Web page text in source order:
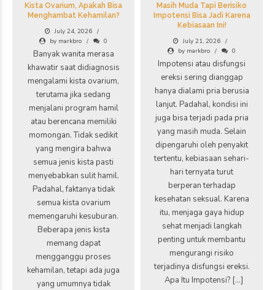
Kista Ovarium, Apakah Bisa
Menghambat Kehamilan?
July 24, 2026
by markbro
0
Banyak wanita merasa
khawatir saat didiagnosis
mengalami kista ovarium,
terutama jika sedang
menjalani program hamil
atau berencana memiliki
momongan. Tidak sedikit
yang mengira bahwa
semua jenis kista pasti
menyebabkan sulit hamil.
Padahal, faktanya tidak
semua kista ovarium
memengaruhi kesuburan.
Beberapa jenis kista
memang dapat
mengganggu proses
kehamilan, tetapi ada juga
yang umumnya tidak
Masih Muda Tapi Berisiko
Impotensi Bisa Jadi Karena
Kebiasaan Ini!
July 21, 2026
by markbro
0
Impotensi atau disfungsi
ereksi sering dianggap
hanya dialami pria berusia
lanjut. Padahal, kondisi ini
juga bisa terjadi pada pria
yang masih muda. Selain
dipengaruhi oleh penyakit
tertentu, kebiasaan sehari-
hari ternyata turut
berperan terhadap
kesehatan seksual. Karena
itu, menjaga gaya hidup
sehat menjadi langkah
penting untuk membantu
mengurangi risiko
terjadinya disfungsi ereksi.
Apa Itu Impotensi? […]